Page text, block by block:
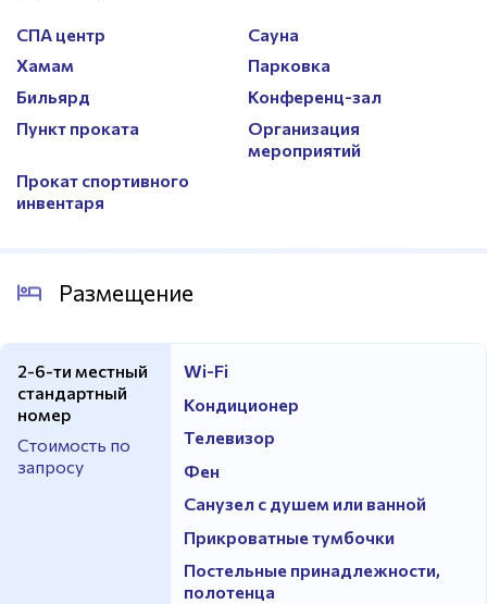
СПА центр
Сауна
Хамам
Парковка
Бильярд
Конференц-зал
Пункт проката
Организация
мероприятий
Прокат спортивного
инвентаря
Размещение
2-6-ти местный
стандартный
номер
Стоимость по
запросу
Wi-Fi
Кондиционер
Телевизор
Фен
Санузел с душем или ванной
Прикроватные тумбочки
Постельные принадлежности,
полотенца